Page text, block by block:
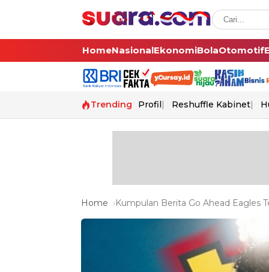
HomeNasionalEkonomiBolaOtomotif
Trending Profil Reshuffle Kabinet
Home Kumpulan Berita Go Ahead Eagles